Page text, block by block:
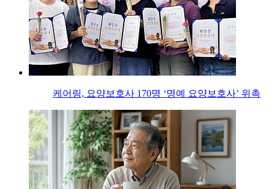
케어링, 요양보호사 170명 ‘명예 요양보호사’ 위촉